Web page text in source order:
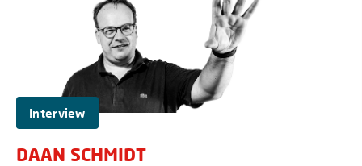
Interview
DAAN SCHMIDT